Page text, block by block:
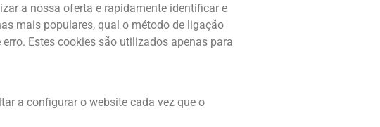
a nossa oferta e rapidamente identificar e
mais populares, qual o método de ligação
Estes cookies são utilizados apenas para
a configurar o website cada vez que o